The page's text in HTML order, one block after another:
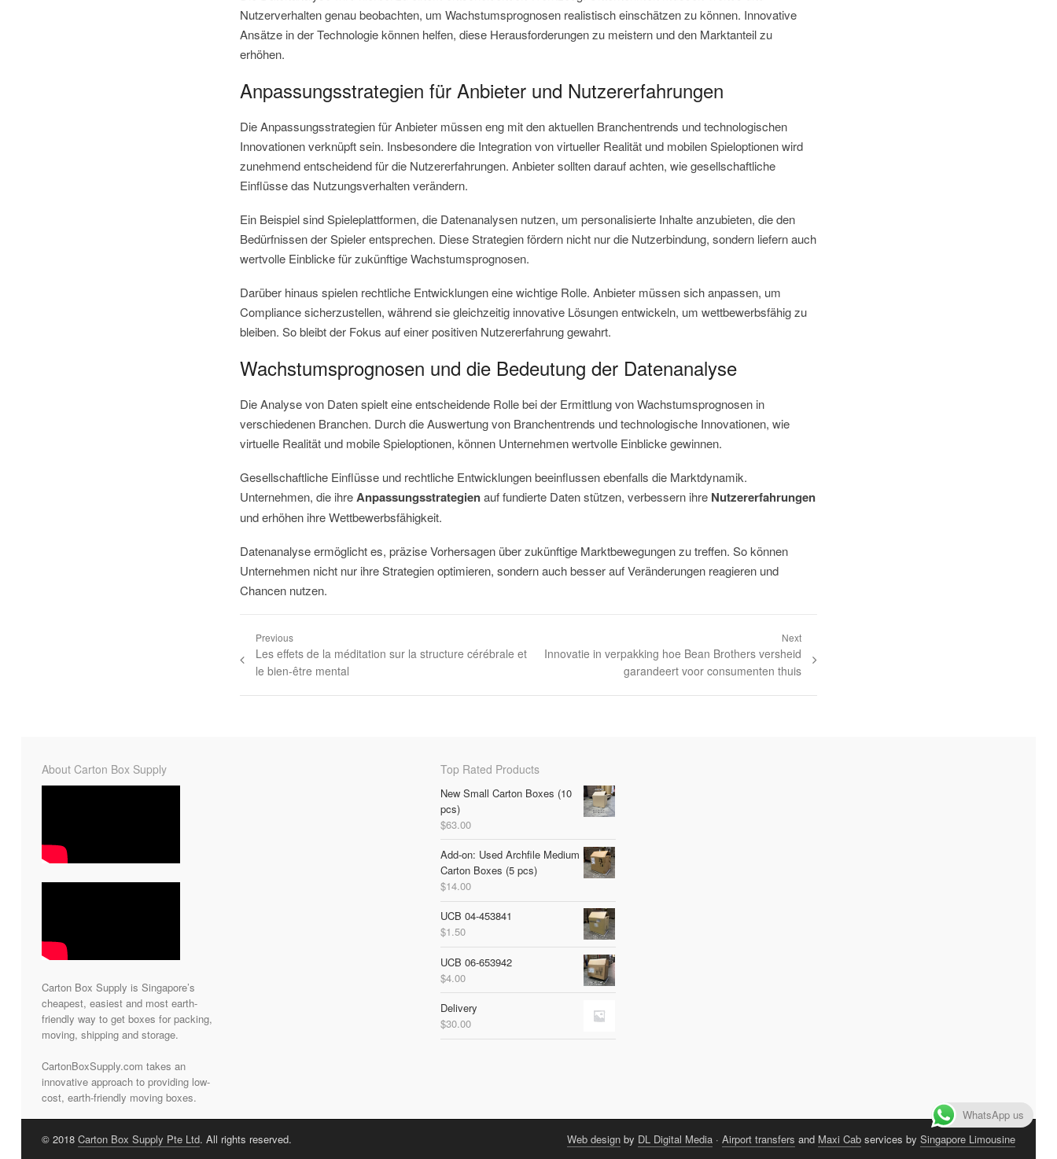
Nutzerverhalten genau beobachten, um Wachstumsprognosen realistisch einschätzen zu können. Innovative
Ansätze in der Technologie können helfen, diese Herausforderungen zu meistern und den Marktanteil zu
erhöhen.
Anpassungsstrategien für Anbieter und Nutzererfahrungen
Die Anpassungsstrategien für Anbieter müssen eng mit den aktuellen Branchentrends und technologischen
Innovationen verknüpft sein. Insbesondere die Integration von virtueller Realität und mobilen Spieloptionen wird
zunehmend entscheidend für die Nutzererfahrungen. Anbieter sollten darauf achten, wie gesellschaftliche
Einflüsse das Nutzungsverhalten verändern.
Ein Beispiel sind Spieleplattformen, die Datenanalysen nutzen, um personalisierte Inhalte anzubieten, die den
Bedürfnissen der Spieler entsprechen. Diese Strategien fördern nicht nur die Nutzerbindung, sondern liefern auch
wertvolle Einblicke für zukünftige Wachstumsprognosen.
Darüber hinaus spielen rechtliche Entwicklungen eine wichtige Rolle. Anbieter müssen sich anpassen, um
Compliance sicherzustellen, während sie gleichzeitig innovative Lösungen entwickeln, um wettbewerbsfähig zu
bleiben. So bleibt der Fokus auf einer positiven Nutzererfahrung gewahrt.
Wachstumsprognosen und die Bedeutung der Datenanalyse
Die Analyse von Daten spielt eine entscheidende Rolle bei der Ermittlung von Wachstumsprognosen in
verschiedenen Branchen. Durch die Auswertung von Branchentrends und technologische Innovationen, wie
virtuelle Realität und mobile Spieloptionen, können Unternehmen wertvolle Einblicke gewinnen.
Gesellschaftliche Einflüsse und rechtliche Entwicklungen beeinflussen ebenfalls die Marktdynamik.
Unternehmen, die ihreAnpassungsstrategienauf fundierte Daten stützen, verbessern ihre Nutzererfahrungen
und erhöhen ihre Wettbewerbsfähigkeit.
Datenanalyse ermöglicht es, präzise Vorhersagen über zukünftige Marktbewegungen zu treffen. So können
Unternehmen nicht nur ihre Strategien optimieren, sondern auch besser auf Veränderungen reagieren und
Chancen nutzen.
Previous
Les effets de la méditation sur la structure cérébrale et
le bien-être mental
Next
Innovatie in verpakking hoe Bean Brothers versheid
garandeert voor consumenten thuis
About Carton Box Supply
Carton Box Supply is Singapore’s
cheapest, easiest and most earth-
friendly way to get boxes for packing,
moving, shipping and storage.
CartonBoxSupply.com takes an
innovative approach to providing low-
cost, earth-friendly moving boxes.
Top Rated Products
New Small Carton Boxes (10
pcs)
$63.00
Add-on: Used Archfile Medium
Carton Boxes (5 pcs)
$14.00
UCB 04-453841
$1.50
UCB 06-653942
$4.00
Delivery
$30.00
© 2018 Carton Box Supply Pte Ltd. All rights reserved. Web design by DL Digital Media ·Airport transfers and Maxi Cab services bySingapore Limousine
WhatsApp us